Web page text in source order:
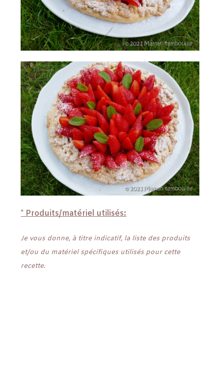
* Produits/matériel utilisés:
Je vous donne, à titre indicatif, la liste des produits
et/ou du matériel spécifiques utilisés pour cette
recette.